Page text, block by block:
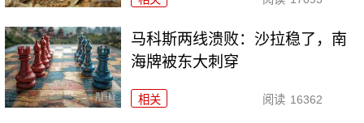
马科斯两线溃败：沙拉稳了，南
海牌被东大刺穿
相关 阅读 16362